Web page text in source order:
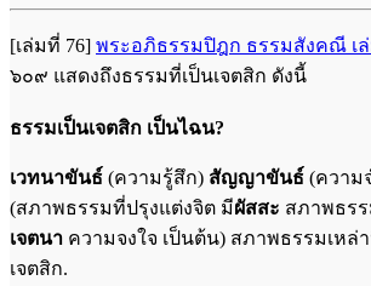
[เล่มที่ 76] พระอภิธรรมปิฎก ธรรมสังคณี เ
๖๐๙ แสดงถึงธรรมที่เป็นเจตสิก ดังนี้
ธรรมเป็นเจตสิก เป็นไฉน?
เวทนาขันธ์ (ความรู้สึก) สัญญาขันธ์ (ความ
(สภาพธรรมที่ปรุงแต่งจิต มีผัสสะ สภาพธร
เจตนา ความจงใจ เป็นต้น) สภาพธรรมเหล่
เจตสิก.